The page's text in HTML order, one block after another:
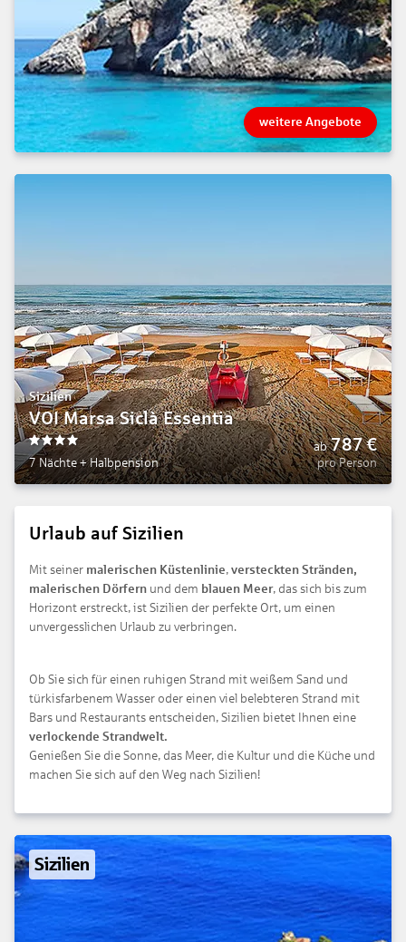
weitere Angebote
Sizilien
VOI Marsa Siclà Essentia
4
7 Nächte+Halbpension
ab 787€
pro Person
Urlaub auf Sizilien
Mit seiner malerischen Küstenlinie, versteckten Stränden,
malerischen Dörfern und dem blauen Meer, das sich bis zum
Horizont erstreckt, ist Sizilien der perfekte Ort, um einen
unvergesslichen Urlaub zu verbringen.
Ob Sie sich für einen ruhigen Strand mit weißem Sand und
türkisfarbenem Wasser oder einen viel belebteren Strand mit
Bars und Restaurants entscheiden, Sizilien bietet Ihnen eine
verlockende Strandwelt.
Genießen Sie die Sonne, das Meer, die Kultur und die Küche und
machen Sie sich auf den Weg nach Sizilien!
Sizilien